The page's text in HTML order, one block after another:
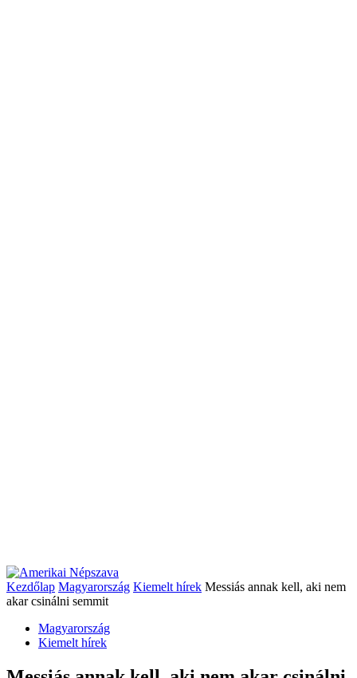
Kezdőlap Magyarország Kiemelt hírek Messiás annak kell, aki nem
akar csinálni semmit
Magyarország
Kiemelt hírek